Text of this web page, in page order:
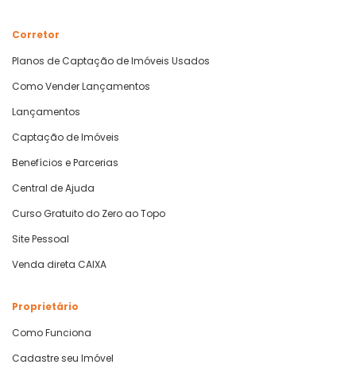
Corretor
Planos de Captação de Imóveis Usados
Como Vender Lançamentos
Lançamentos
Captação de Imóveis
Benefícios e Parcerias
Central de Ajuda
Curso Gratuito do Zero ao Topo
Site Pessoal
Venda direta CAIXA
Proprietário
Como Funciona
Cadastre seu Imóvel